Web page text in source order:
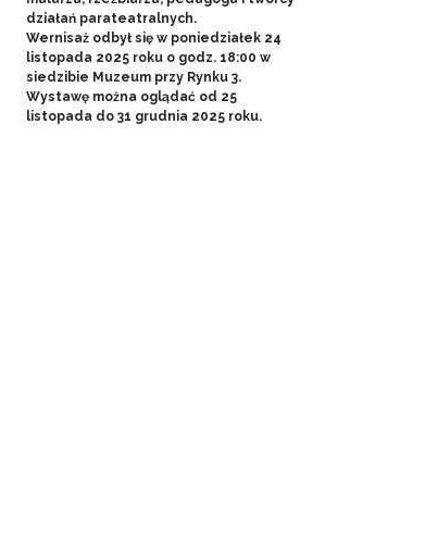
działań parateatralnych.
Wernisaż odbył się w poniedziałek 24
listopada 2025 roku o godz. 18:00 w
siedzibie Muzeum przy Rynku 3.
Wystawę można oglądać od 25
listopada do 31 grudnia 2025 roku.